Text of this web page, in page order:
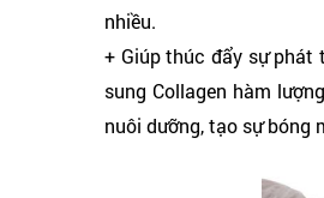
nhiều.
+ Giúp thúc đẩy sự phát
sung Collagen hàm
nuôi dưỡng, tạo sự bóng